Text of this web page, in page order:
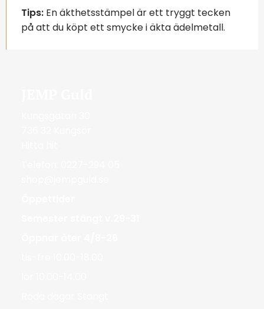
Tips: En äkthetsstämpel är ett tryggt tecken
på att du köpt ett smycke i äkta ädelmetall.